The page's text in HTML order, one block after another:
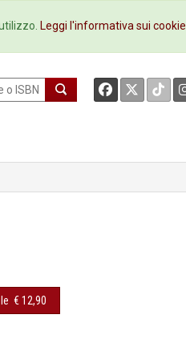
Contatti
€ 12,90
Leggi l'informativa sui cookie